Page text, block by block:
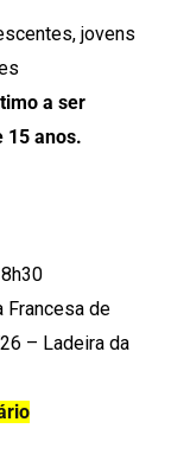
jovens
a ser
15 anos.
Francesa de
– Ladeira da